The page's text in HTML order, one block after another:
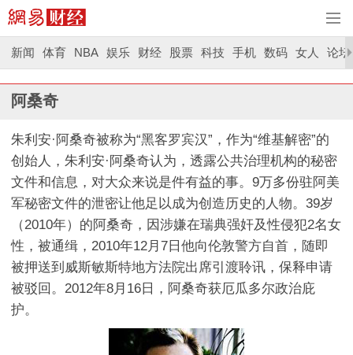
新闻 体育 NBA 娱乐 财经 股票 科技 手机 数码 女人 论坛
阿桑奇
朱利安·阿桑奇被称为“黑客罗宾汉”，作为“维基解密”的
创始人，朱利安·阿桑奇认为，透露公共治理机构的秘密
文件和信息，对大众来说是件有益的事。9万多份驻阿美
军秘密文件的泄密让他足以成为创造历史的人物。39岁
（2010年）的阿桑奇，因涉嫌在瑞典强奸及性侵犯2名女
性，被通缉，2010年12月7日他向伦敦警方自首，随即
被押送到威斯敏斯特地方法院出席引渡聆讯，保释申请
被驳回。2012年8月16日，阿桑奇获厄瓜多尔政治庇
护。